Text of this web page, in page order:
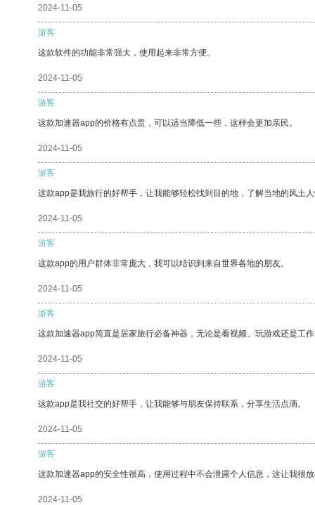
2024-11-05
游客
这款软件的功能非常强大，使用起来非常方便。
2024-11-05
游客
这款加速器app的价格有点贵，可以适当降低一些，这样会更加亲民。
2024-11-05
游客
这款app是我旅行的好帮手，让我能够轻松找到目的地，了解当地的风土
2024-11-05
游客
这款app的用户群体非常庞大，我可以结识到来自世界各地的朋友。
2024-11-05
游客
这款加速器app简直是居家旅行必备神器，无论是看视频、玩游戏还是工
2024-11-05
游客
这款app是我社交的好帮手，让我能够与朋友保持联系，分享生活点滴。
2024-11-05
游客
这款加速器app的安全性很高，使用过程中不会泄露个人信息，这让我很
2024-11-05